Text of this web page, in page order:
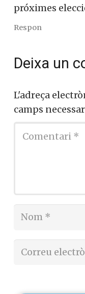
próximes
Respon
Deixa un
L'adreça
camps